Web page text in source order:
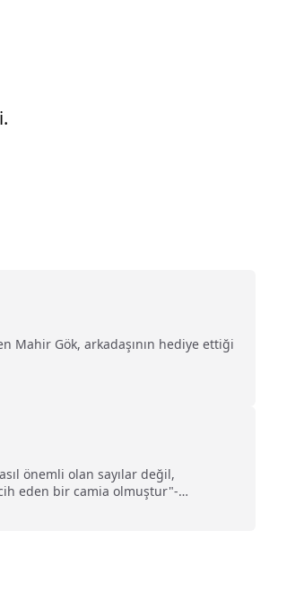
Mahir Gök, arkadaşının hediye ettiği
önemli olan sayılar değil,
eden bir camia olmuştur"-